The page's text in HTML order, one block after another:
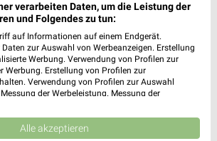
& Angebote App
immer griffbereit – mit der kostenlosen
App für iOS & Android.
Angebote
bei neuen Prospekten
- Einkauf stressfrei planen
verarbeiten Daten, um die Leistung der
und Folgendes zu tun:
auf Informationen auf einem Endgerät.
zur Auswahl von Werbeanzeigen. Erstellung
Werbung. Verwendung von Profilen zur
Werbung. Erstellung von Profilen zur
Verwendung von Profilen zur Auswahl
der Werbeleistung. Messung der
aus verschiedenen Quellen. Entwicklung und
Verwendung reduzierter Daten zur Auswahl
Alle akzeptieren